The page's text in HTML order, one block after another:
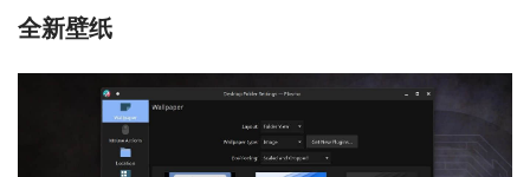
全新壁纸